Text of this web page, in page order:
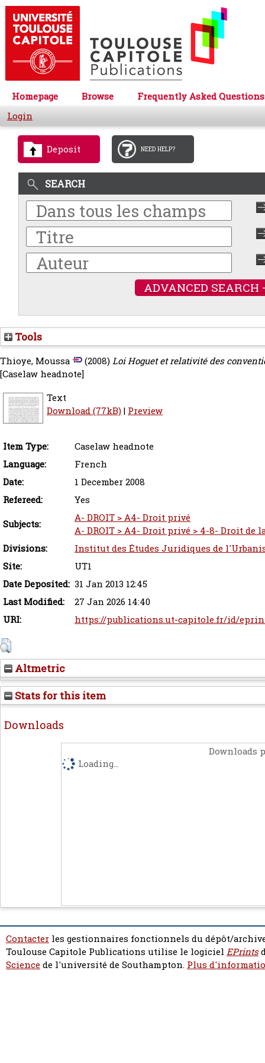
Homepage Browse
Frequently Asked Questions
Login
Deposit NEED HELP?
SEARCH
ADVANCED SEARCH
Tools
Thioye, Moussa (2008)Loi Hoguet et relativité des
[Caselaw headnote]
Text
Download (77kB)| Preview
Item Type:
Caselaw headnote
Language:
French
Date:
1 December 2008
Refereed:
Yes
Subjects:
A- DROIT > A4- Droit privé
A- DROIT > A4- Droit privé > 4-8- Droit
Divisions:
Institut des Études Juridiques de
Site:
UT1
Date Deposited: 31 Jan 2013 12:45
Last Modified:
27 Jan 2026 14:40
URI:
https://publications.ut-capitole.fr/id/
Altmetric
Stats for this item
Downloads
Downloads
Loading...
Contacter les gestionnaires fonctionnels du dépôt/
Toulouse Capitole Publications utilise le logiciel EPrints
Sciencede l'université de Southampton. Plus